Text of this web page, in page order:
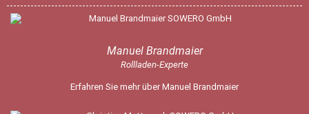
Manuel Brandmaier
Rollladen-Experte
Erfahren Sie mehr über Manuel Brandmaier